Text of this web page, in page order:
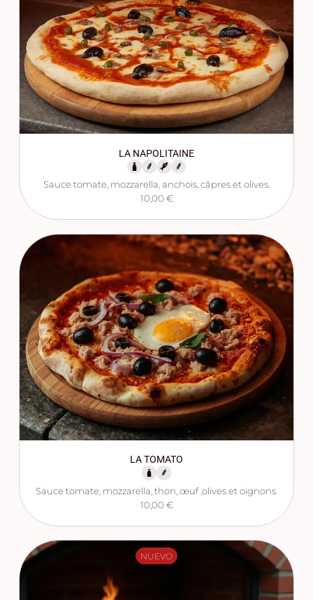
LA NAPOLITAINE
Sauce tomate, mozzarella, anchois, câpres et olives.
10,00 €
LA TOMATO
Sauce tomate, mozzarella, thon, œuf ,olives et oignons.
10,00 €
NUEVO